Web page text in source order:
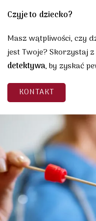
Czyje to dziecko?
Masz wątpliwości, czy
jest Twoje? Skorzystaj z
detektywa, by zyskać
KONTAKT